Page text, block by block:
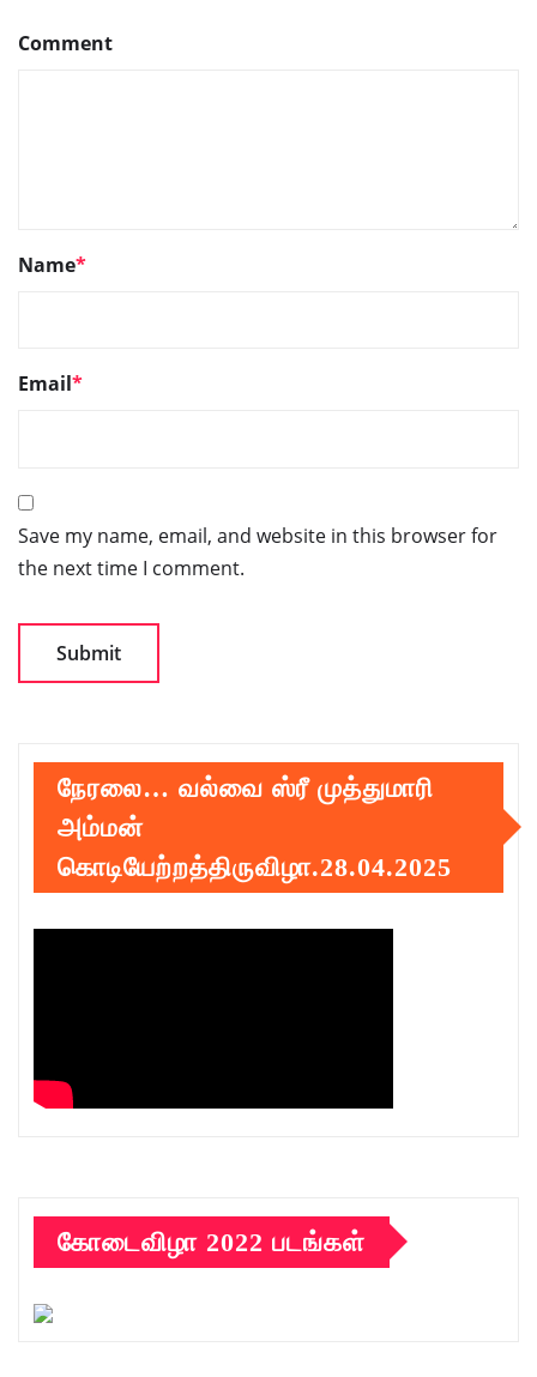
Comment
Name*
Email*
Save my name, email, and website in this browser for
the next time I comment.
நேரலை… வல்வை ஸ்ரீ முத்துமாரி
அம்மன்
கொடியேற்றத்திருவிழா.28.04.2025
கோடைவிழா 2022 படங்கள்